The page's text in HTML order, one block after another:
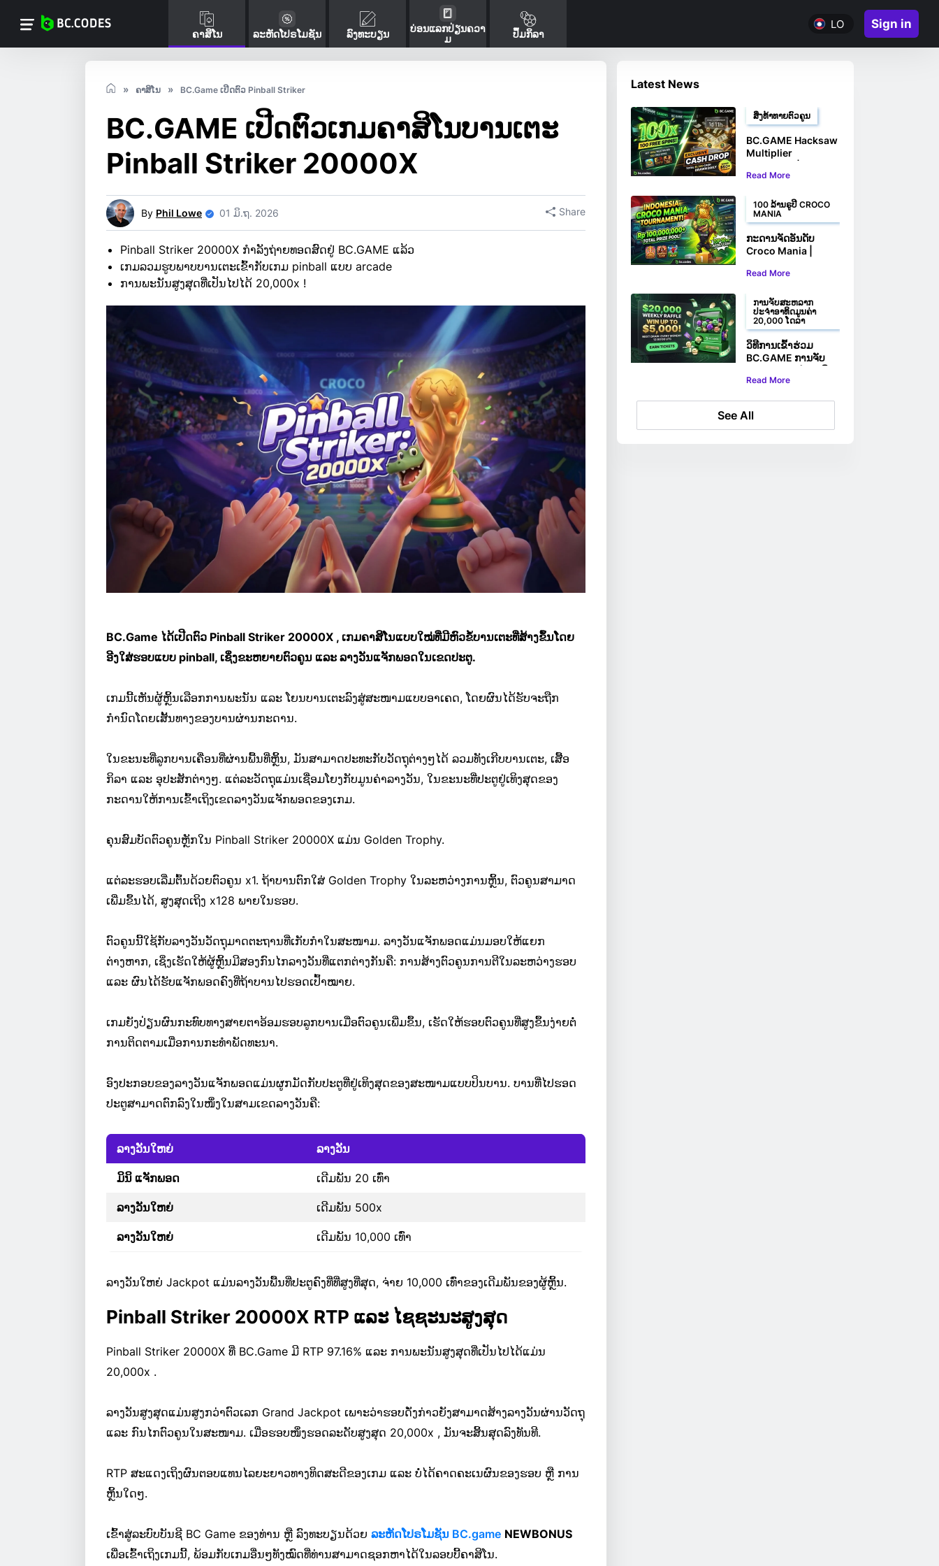
ຄາສິໂນ ລະຫັດໂປຣໂມຊັນ ລົງທະບຽນ
ບ່ອນແລກປ່ຽນຄວາ
ມ
ປຶ້ມກິລາ
LO Sign in
ຄາສິໂນ BC.Game ເປີດຕົວ Pinball Striker
BC.GAME ເປີດຕົວເກມຄາສິໂນບານເຕະ
Pinball Striker 20000X
By Phil Lowe 01 ມິ.ຖ. 2026 Share
Pinball Striker 20000X ກຳລັງຖ່າຍທອດສົດຢູ່ BC.GAME ແລ້ວ
ເກມລວມຮູບພາບບານເຕະເຂົ້າກັບເກມ pinball ແບບ arcade
ການພະນັນສູງສຸດທີ່ເປັນໄປໄດ້ 20,000x !
BC.Game ໄດ້ເປີດຕົວ Pinball Striker 20000X , ເກມຄາສິໂນແບບໃໝ່ທີ່ມີຫົວຂໍ້ບານເຕະທີ່ສ້າງຂຶ້ນໂດຍ
ອີງໃສ່ຮອບແບບ pinball, ເຊິ່ງຂະຫຍາຍຕົວຄູນ ແລະ ລາງວັນແຈັກພອດໃນເຂດປະຕູ.
ເກມນີ້ເຫັນຜູ້ຫຼິ້ນເລືອກການພະນັນ ແລະ ໂຍນບານເຕະລົງສູ່ສະໜາມແບບອາເຄດ, ໂດຍຜົນໄດ້ຮັບຈະຖືກ
ກຳນົດໂດຍເສັ້ນທາງຂອງບານຜ່ານກະດານ.
ໃນຂະນະທີ່ລູກບານເຄື່ອນທີ່ຜ່ານພື້ນທີ່ຫຼິ້ນ, ມັນສາມາດປະທະກັບວັດຖຸຕ່າງໆໄດ້ ລວມທັງເກີບບານເຕະ, ເສື້ອ
ກິລາ ແລະ ອຸປະສັກຕ່າງໆ. ແຕ່ລະວັດຖຸແມ່ນເຊື່ອມໂຍງກັບມູນຄ່າລາງວັນ, ໃນຂະນະທີ່ປະຕູຢູ່ເທິງສຸດຂອງ
ກະດານໃຫ້ການເຂົ້າເຖິງເຂດລາງວັນແຈັກພອດຂອງເກມ.
ຄຸນສົມບັດຕົວຄູນຫຼັກໃນ Pinball Striker 20000X ແມ່ນ Golden Trophy.
ແຕ່ລະຮອບເລີ່ມຕົ້ນດ້ວຍຕົວຄູນ x1. ຖ້າບານຕົກໃສ່ Golden Trophy ໃນລະຫວ່າງການຫຼິ້ນ, ຕົວຄູນສາມາດ
ເພີ່ມຂຶ້ນໄດ້, ສູງສຸດເຖິງ x128 ພາຍໃນຮອບ.
ຕົວຄູນນີ້ໃຊ້ກັບລາງວັນວັດຖຸມາດຕະຖານທີ່ເກັບກຳໃນສະໜາມ. ລາງວັນແຈັກພອດແມ່ນມອບໃຫ້ແຍກ
ຕ່າງຫາກ, ເຊິ່ງເຮັດໃຫ້ຜູ້ຫຼິ້ນມີສອງກົນໄກລາງວັນທີ່ແຕກຕ່າງກັນຄື: ການສ້າງຕົວຄູນການຕີໃນລະຫວ່າງຮອບ
ແລະ ຜົນໄດ້ຮັບແຈັກພອດຄົງທີ່ຖ້າບານໄປຮອດເປົ້າໝາຍ.
ເກມຍັງປ່ຽນຜົນກະທົບທາງສາຍຕາອ້ອມຮອບລູກບານເມື່ອຕົວຄູນເພີ່ມຂຶ້ນ, ເຮັດໃຫ້ຮອບຕົວຄູນທີ່ສູງຂຶ້ນງ່າຍຕໍ່
ການຕິດຕາມເມື່ອການກະທຳພັດທະນາ.
ອົງປະກອບຂອງລາງວັນແຈັກພອດແມ່ນຜູກມັດກັບປະຕູທີ່ຢູ່ເທິງສຸດຂອງສະໜາມແບບປິນບານ. ບານທີ່ໄປຮອດ
ປະຕູສາມາດຕົກລົງໃນໜຶ່ງໃນສາມເຂດລາງວັນຄື:
ລາງວັນໃຫຍ່ ລາງວັນ
ມິນິ ແຈັກພອດ ເດີມພັນ 20 ເທົ່າ
ລາງວັນໃຫຍ່ ເດີມພັນ 500x
ລາງວັນໃຫຍ່ ເດີມພັນ 10,000 ເທົ່າ
ລາງວັນໃຫຍ່ Jackpot ແມ່ນລາງວັນພື້ນທີ່ປະຕູຄົງທີ່ທີ່ສູງທີ່ສຸດ, ຈ່າຍ 10,000 ເທົ່າຂອງເດີມພັນຂອງຜູ້ຫຼິ້ນ.
Pinball Striker 20000X RTP ແລະ ໄຊຊະນະສູງສຸດ
Pinball Striker 20000X ທີ່ BC.Game ມີ RTP 97.16% ແລະ ການພະນັນສູງສຸດທີ່ເປັນໄປໄດ້ແມ່ນ
20,000x .
ລາງວັນສູງສຸດແມ່ນສູງກວ່າຕົວເລກ Grand Jackpot ເພາະວ່າຮອບດັ່ງກ່າວຍັງສາມາດສ້າງລາງວັນຜ່ານວັດຖຸ
ແລະ ກົນໄກຕົວຄູນໃນສະໜາມ. ເມື່ອຮອບໜຶ່ງຮອດລະດັບສູງສຸດ 20,000x , ມັນຈະສິ້ນສຸດລົງທັນທີ.
RTP ສະແດງເຖິງຜົນຕອບແທນໄລຍະຍາວທາງທິດສະດີຂອງເກມ ແລະ ບໍ່ໄດ້ຄາດຄະເນຜົນຂອງຮອບ ຫຼື ການ
ຫຼິ້ນໃດໆ.
ເຂົ້າສູ່ລະບົບບັນຊີ BC Game ຂອງທ່ານ ຫຼື ລົງທະບຽນດ້ວຍ ລະຫັດໂປຣໂມຊັນ BC.game NEWBONUS
ເພື່ອເຂົ້າເຖິງເກມນີ້, ພ້ອມກັບເກມອື່ນໆທັງໝົດທີ່ທ່ານສາມາດຊອກຫາໄດ້ໃນລອບບີ້ຄາສິໂນ.
Latest News
ສິ່ງທ້າທາຍຕົວຄູນ
BC.GAME Hacksaw
Multiplier
100 ຟຣີສະປິນ ແລະ
Read More
100 ລ້ານຣູປີ CROCO
MANIA
ກະດານຈັດອັນດັບ
Croco Mania |
ທ່ານ Rp
Read More
ການຈັບສະຫລາກ
ປະຈຳອາທິດມູນຄ່າ
20,000 ໂດລາ
ວິທີການເຂົ້າຮ່ວມ
BC.GAME ການຈັບ
ມູນຄ່າ 20,000 ໂດລາ
Read More
See All